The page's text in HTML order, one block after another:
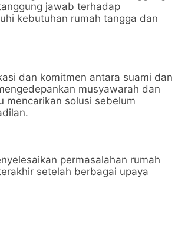
jawab terhadap
kebutuhan rumah tangga dan
dan komitmen antara suami dan
musyawarah dan
mencarikan solusi sebelum
permasalahan rumah
setelah berbagai upaya